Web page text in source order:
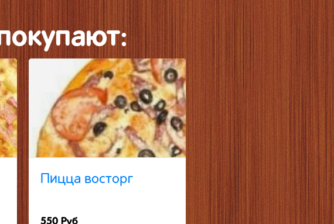
Пицца восторг
550 Руб